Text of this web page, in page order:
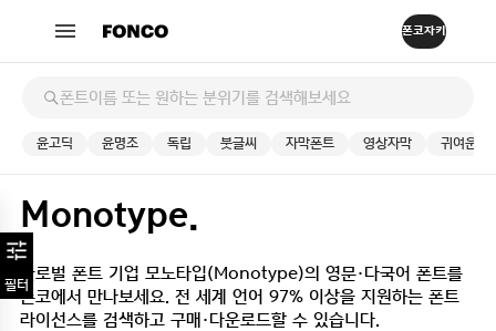
윤고딕 윤명조 독립 붓글씨 자막폰트 영상자막 귀여운
Monotype.
글로벌 폰트 기업 모노타입(Monotype)의 영문·다국어 폰트를
폰코에서 만나보세요. 전 세계 언어 97% 이상을 지원하는 폰트
라이선스를 검색하고 구매·다운로드할 수 있습니다.
필터